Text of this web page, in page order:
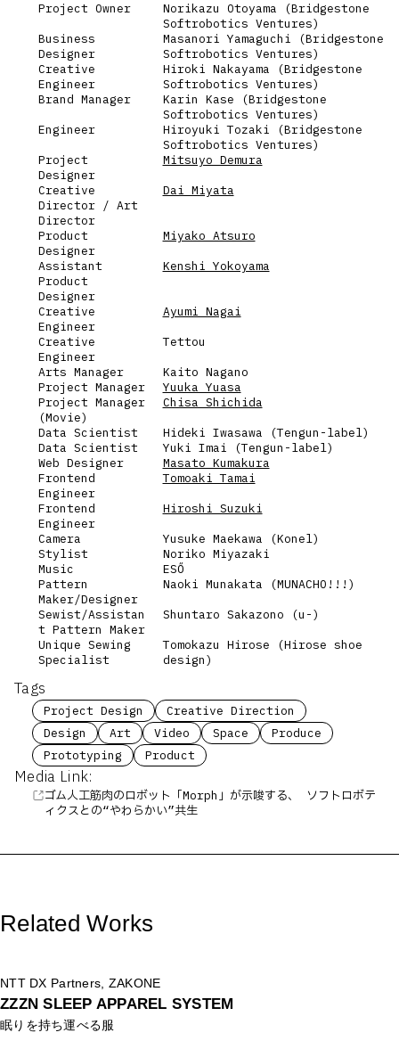
Project Owner
Norikazu Otoyama (Bridgestone
Softrobotics Ventures)
Business
Designer
Masanori Yamaguchi (Bridgestone
Softrobotics Ventures)
Creative
Engineer
Hiroki Nakayama (Bridgestone
Softrobotics Ventures)
Brand Manager
Karin Kase (Bridgestone
Softrobotics Ventures)
Engineer
Hiroyuki Tozaki (Bridgestone
Softrobotics Ventures)
Project
Designer
Mitsuyo Demura
Creative
Director / Art
Director
Dai Miyata
Product
Designer
Miyako Atsuro
Assistant
Product
Designer
Kenshi Yokoyama
Creative
Engineer
Ayumi Nagai
Creative
Engineer
Tettou
Arts Manager
Kaito Nagano
Project Manager
Yuuka Yuasa
Project Manager
(Movie)
Chisa Shichida
Data Scientist
Hideki Iwasawa (Tengun-label)
Data Scientist
Yuki Imai (Tengun-label)
Web Designer
Masato Kumakura
Frontend
Engineer
Tomoaki Tamai
Frontend
Engineer
Hiroshi Suzuki
Camera
Yusuke Maekawa (Konel)
Stylist
Noriko Miyazaki
Music
ESŐ
Pattern
Maker/Designer
Naoki Munakata (MUNACHO!!!)
Sewist/Assistan
t Pattern Maker
Shuntaro Sakazono (u-)
Unique Sewing
Specialist
Tomokazu Hirose (Hirose shoe
design)
Tags
Project Design
Creative Direction
Design
Art Video Space
Produce
Prototyping
Product
Media Link:
ゴム人工筋肉のロボット「Morph」が示唆する、 ソフトロボテ
ィクスとの“やわらかい”共生
Related Works
NTT DX Partners, ZAKONE
ZZZN SLEEP APPAREL SYSTEM
眠りを持ち運べる服